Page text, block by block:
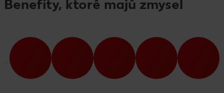
Benefity, ktoré majú zmysel